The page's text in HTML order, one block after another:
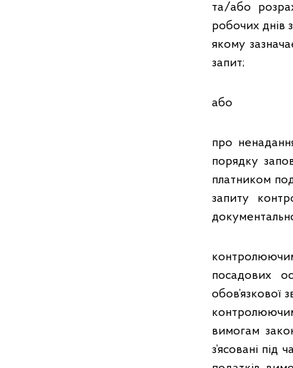
та/або
робочих днів
якому
запит;
або
про
порядку
платником
запиту
посадових
обов’язкової
вимогам
з’ясовані